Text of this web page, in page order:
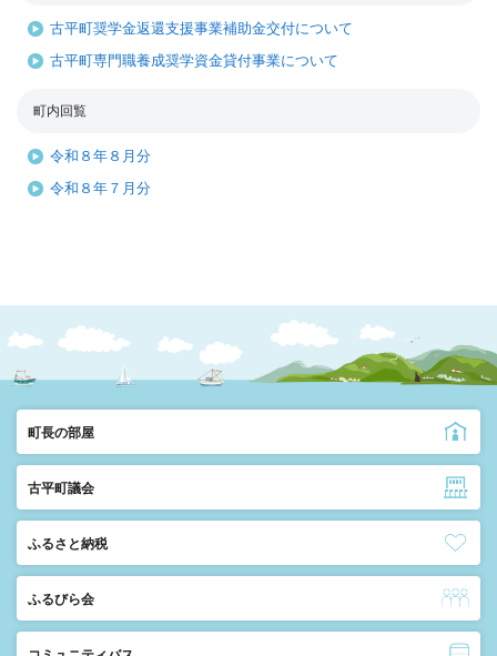
古平町奨学金返還支援事業補助金交付について
古平町専門職養成奨学資金貸付事業について
町内回覧
令和８年８月分
令和８年７月分
町長の部屋
古平町議会
ふるさと納税
ふるびら会